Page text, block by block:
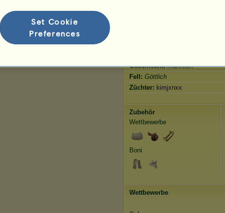
Geschlecht:männlich
Fell: Göttlich
Züchter: kimjxnxx
Zubehör
Wettbewerbe
Boni
Wettbewerbe
Set Cookie
Preferences